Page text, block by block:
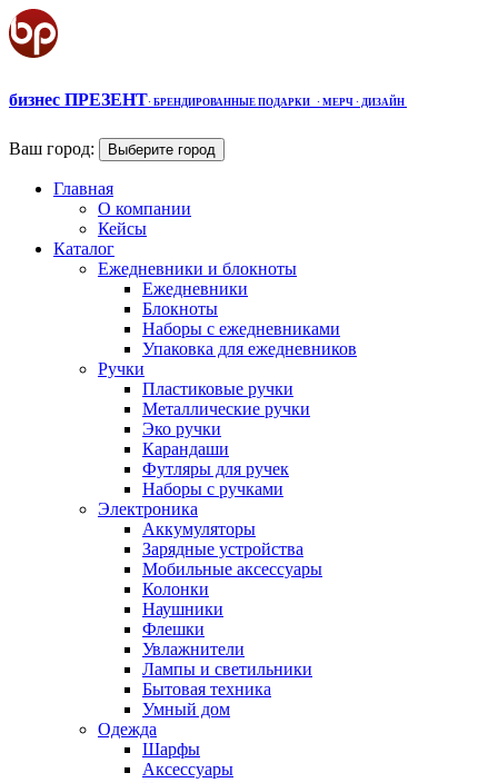
бизнес ПРЕЗЕНТ· БРЕНДИРОВАННЫЕ ПОДАРКИ · МЕРЧ · ДИЗАЙН
Ваш город: Выберите город
Главная
О компании
Кейсы
Каталог
Ежедневники и блокноты
Ежедневники
Блокноты
Наборы с ежедневниками
Упаковка для ежедневников
Ручки
Пластиковые ручки
Металлические ручки
Эко ручки
Карандаши
Футляры для ручек
Наборы с ручками
Электроника
Аккумуляторы
Зарядные устройства
Мобильные аксессуары
Колонки
Наушники
Флешки
Увлажнители
Лампы и светильники
Бытовая техника
Умный дом
Одежда
Шарфы
Аксессуары